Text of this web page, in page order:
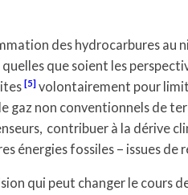
des hydrocarbures au
que soient les
[5] volontairement pour
gaz non conventionnels de
contribuer à la dérive
énergies fossiles – issues de
qui peut changer le cours